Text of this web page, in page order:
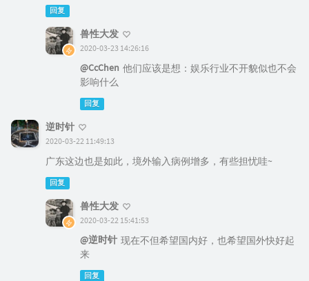
回复
兽性大发
2020-03-23 14:26:16
@CcChen 他们应该是想：娱乐行业不开貌似也不会
影响什么
回复
逆时针
2020-03-22 11:49:13
广东这边也是如此，境外输入病例增多，有些担忧哇~
回复
兽性大发
2020-03-22 15:41:53
@逆时针 现在不但希望国内好，也希望国外快好起
来
回复